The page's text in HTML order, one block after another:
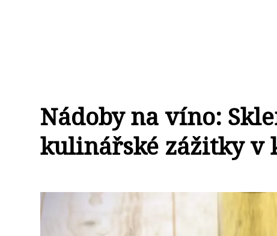
Nádoby na víno:
kulinářské zážitky v